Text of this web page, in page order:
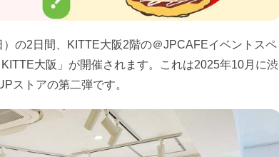
の2日間、KITTE大阪2階の＠JPCAFEイベントスペ
大阪」が開催されます。これは2025年10月に渋
ストアの第二弾です。